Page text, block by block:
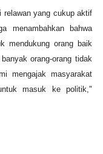
relawan yang cukup aktif
menambahkan bahwa
mendukung orang baik
orang-orang tidak
mengajak masyarakat
masuk ke politik,"